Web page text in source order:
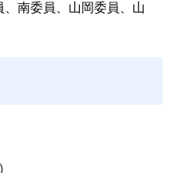
南委員、山岡委員、山